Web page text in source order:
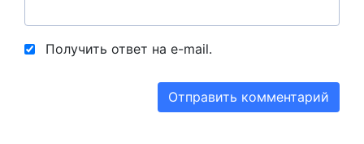
Получить ответ на e-mail.